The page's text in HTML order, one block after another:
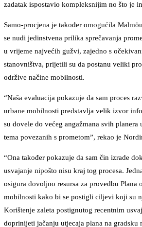
zadatak ispostavio kompleksnijim no što je
Samo-procjena je također omogućila
se nudi jedinstvena prilika sprečavanja
u vrijeme najvećih gužvi, zajedno s
stanovništva, prijetili su da postanu veliki
održive načine mobilnosti.
“Naša evaluacija pokazuje da sam proces
urbane mobilnosti predstavlja velik izvor
su dovele do većeg angažmana svih
tema povezanih s prometom”, rekao je
“Ona također pokazuje da sam čin izrade
usvajanje nipošto nisu kraj tog procesa.
osigura dovoljno resursa za provedbu Plana
mobilnosti kako bi se postigli ciljevi koji su
Korištenje zaleta postignutog recentnim
doprinijeti jačanju utjecaja plana na gradsku